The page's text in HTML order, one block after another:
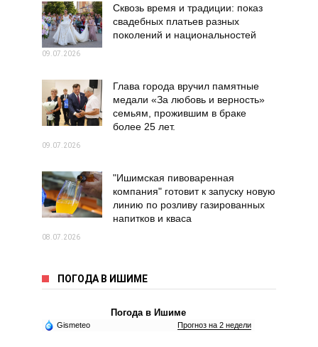
Сквозь время и традиции: показ
свадебных платьев разных
поколений и национальностей
09.07.2026
Глава города вручил памятные
медали «За любовь и верность»
семьям, прожившим в браке
более 25 лет.
09.07.2026
"Ишимская пивоваренная
компания" готовит к запуску новую
линию по розливу газированных
напитков и кваса
08.07.2026
ПОГОДА В ИШИМЕ
Погода в Ишиме
Gismeteo Прогноз на 2 недели